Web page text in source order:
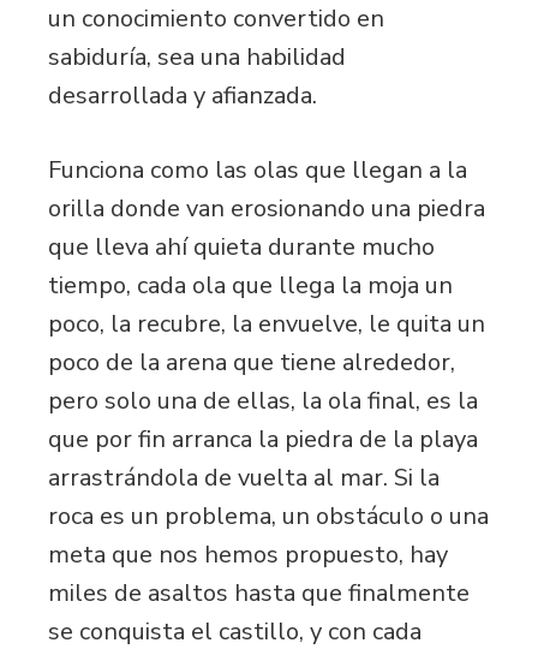
un conocimiento convertido en
sabiduría, sea una habilidad
desarrollada y afianzada.
Funciona como las olas que llegan a la
orilla donde van erosionando una piedra
que lleva ahí quieta durante mucho
tiempo, cada ola que llega la moja un
poco, la recubre, la envuelve, le quita un
poco de la arena que tiene alrededor,
pero solo una de ellas, la ola final, es la
que por fin arranca la piedra de la playa
arrastrándola de vuelta al mar. Si la
roca es un problema, un obstáculo o una
meta que nos hemos propuesto, hay
miles de asaltos hasta que finalmente
se conquista el castillo, y con cada